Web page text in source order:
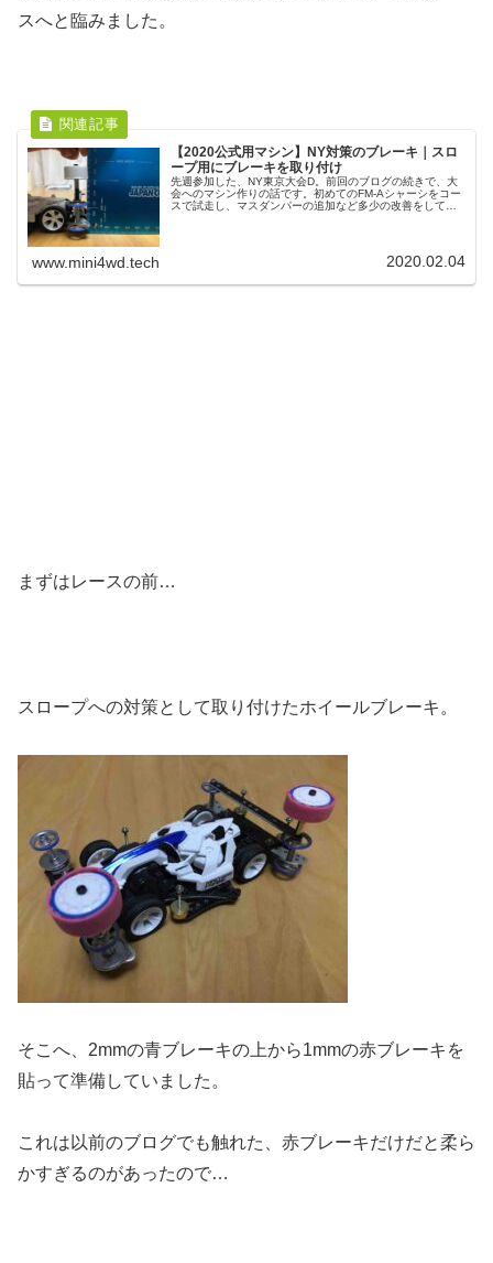
スへと臨みました。
【2020公式用マシン】NY対策のブレーキ｜スロ
ープ用にブレーキを取り付け
先週参加した、NY東京大会D。前回のブログの続きで、大
会へのマシン作りの話です。初めてのFM-Aシャーシをコー
スで試走し、マスダンパーの追加など多少の改善をしてベ
www.mini4wd.tech 2020.02.04
まずはレースの前…
スロープへの対策として取り付けたホイールブレーキ。
そこへ、2mmの青ブレーキの上から1mmの赤ブレーキを
貼って準備していました。
これは以前のブログでも触れた、赤ブレーキだけだと柔ら
かすぎるのがあったので…